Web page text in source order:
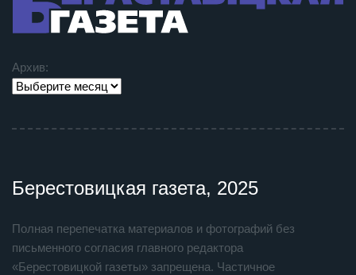
Архив:
Берестовицкая газета, 2025
Полная перепечатка материалов и фотографий без
письменного согласия главного редактора
«Берестовицкой газеты» запрещена. Частичное